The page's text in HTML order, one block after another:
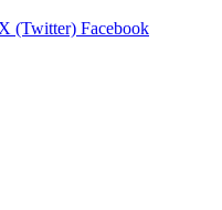
X (Twitter) Facebook